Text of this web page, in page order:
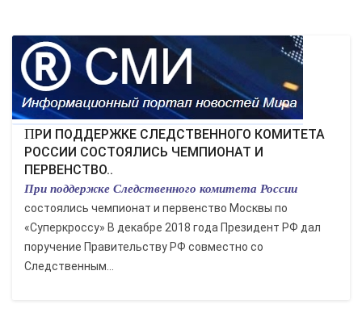
ЭКОНОМИКА
КУЛЬТУРА
СПОРТ
ВОЕННЫЕ ДЕЙСТВИЯ
ПРОИСШЕСТВИЯ
ПРИ ПОДДЕРЖКЕ СЛЕДСТВЕННОГО КОМИТЕТА
РОССИИ СОСТОЯЛИСЬ ЧЕМПИОНАТ И
ПЕРВЕНСТВО..
При поддержке Следственного комитета России
состоялись чемпионат и первенство Москвы по
«Суперкроссу» В декабре 2018 года Президент РФ дал
поручение Правительству РФ совместно со
Следственным...